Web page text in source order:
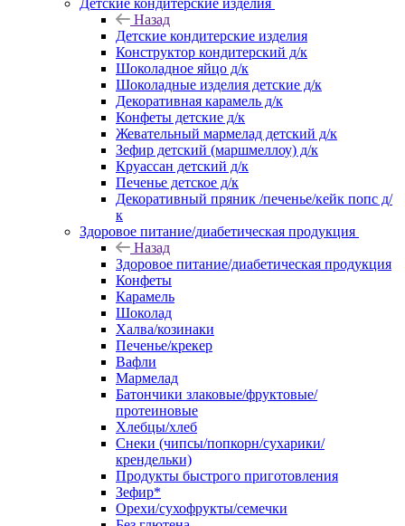
Детские кондитерские изделия
Назад
Детские кондитерские изделия
Конструктор кондитерский д/к
Шоколадное яйцо д/к
Шоколадные изделия детские д/к
Декоративная карамель д/к
Конфеты детские д/к
Жевательный мармелад детский д/к
Зефир детский (маршмеллоу) д/к
Круассан детский д/к
Печенье детское д/к
Декоративный пряник /печенье/кейк попс д/
к
Здоровое питание/диабетическая продукция
Назад
Здоровое питание/диабетическая продукция
Конфеты
Карамель
Шоколад
Халва/козинаки
Печенье/крекер
Вафли
Мармелад
Батончики злаковые/фруктовые/
протеиновые
Хлебцы/хлеб
Снеки (чипсы/попкорн/сухарики/
крендельки)
Продукты быстрого приготовления
Зефир*
Орехи/сухофрукты/семечки